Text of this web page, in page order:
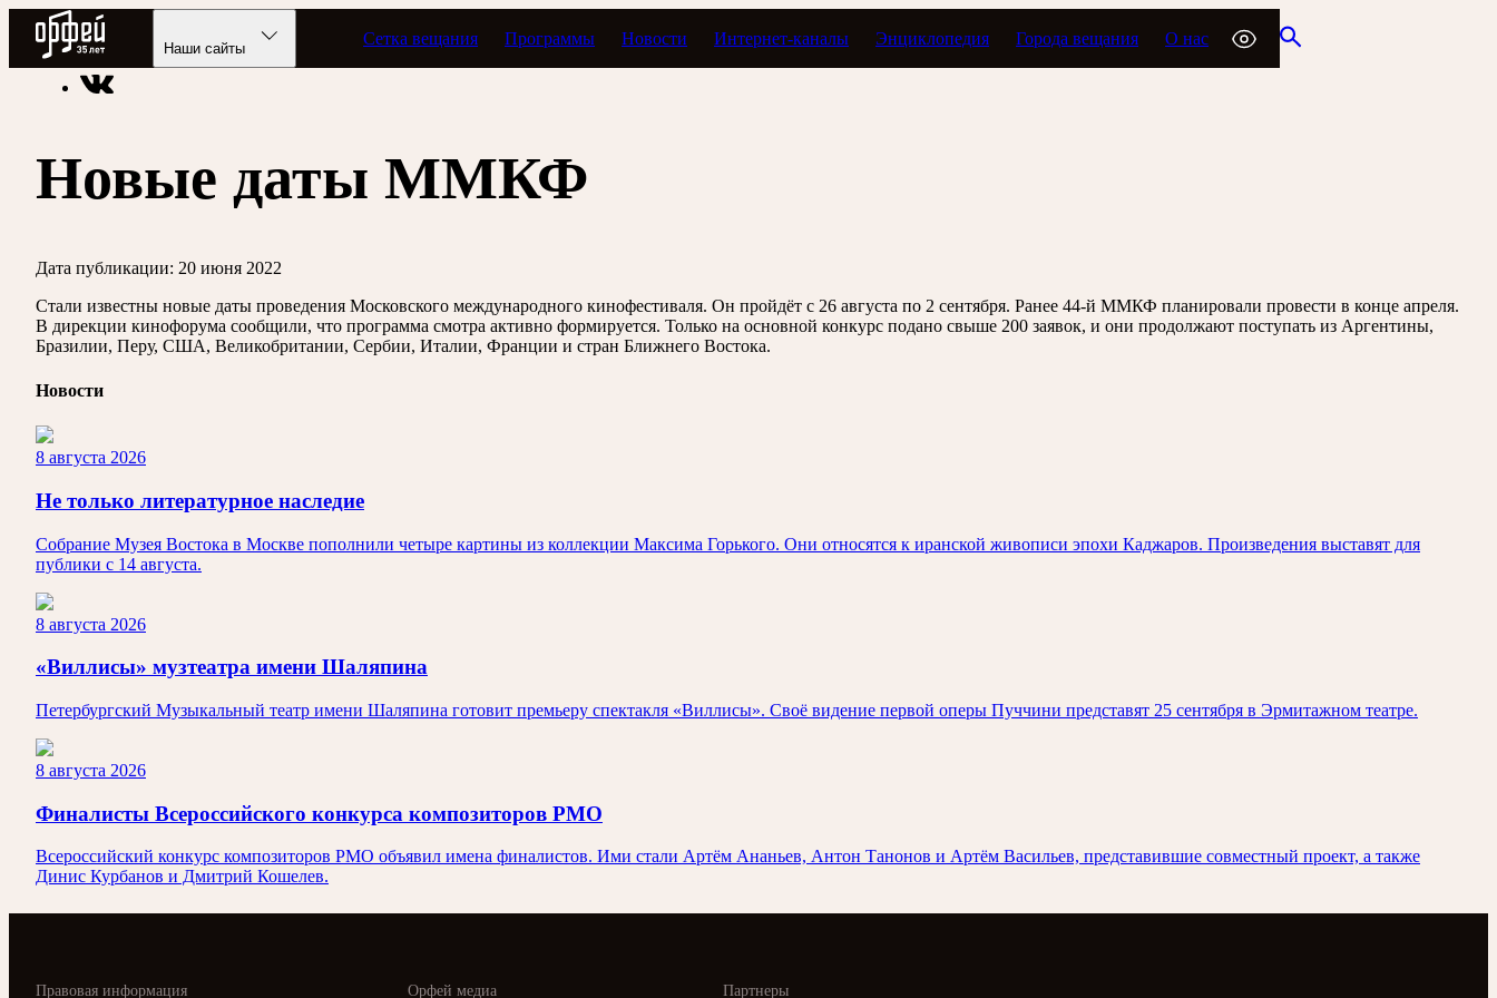
Радио Орфей
Наши сайты
Сетка вещания Программы Новости Интернет-каналы Энциклопедия Города вещания О нас
Радио классической музыки «Орфей» Новости
Новые даты ММКФ
Дата публикации: 20 июня 2022
Стали известны новые даты проведения Московского международного кинофестиваля. Он пройдёт с 26 августа по 2 сентября. Ранее 44-й ММКФ планировали провести в конце апреля.
В дирекции кинофорума сообщили, что программа смотра активно формируется. Только на основной конкурс подано свыше 200 заявок, и они продолжают поступать из Аргентины,
Бразилии, Перу, США, Великобритании, Сербии, Италии, Франции и стран Ближнего Востока.
Новости
8 августа 2026
Не только литературное наследие
Собрание Музея Востока в Москве пополнили четыре картины из коллекции Максима Горького. Они относятся к иранской живописи эпохи Каджаров. Произведения выставят для
публики с 14 августа.
8 августа 2026
«Виллисы» музтеатра имени Шаляпина
Петербургский Музыкальный театр имени Шаляпина готовит премьеру спектакля «Виллисы». Своё видение первой оперы Пуччини представят 25 сентября в Эрмитажном театре.
8 августа 2026
Финалисты Всероссийского конкурса композиторов РМО
Всероссийский конкурс композиторов РМО объявил имена финалистов. Ими стали Артём Ананьев, Антон Танонов и Артём Васильев, представившие совместный проект, а также
Динис Курбанов и Дмитрий Кошелев.
Орфей медиа Партнеры
Правовая информация